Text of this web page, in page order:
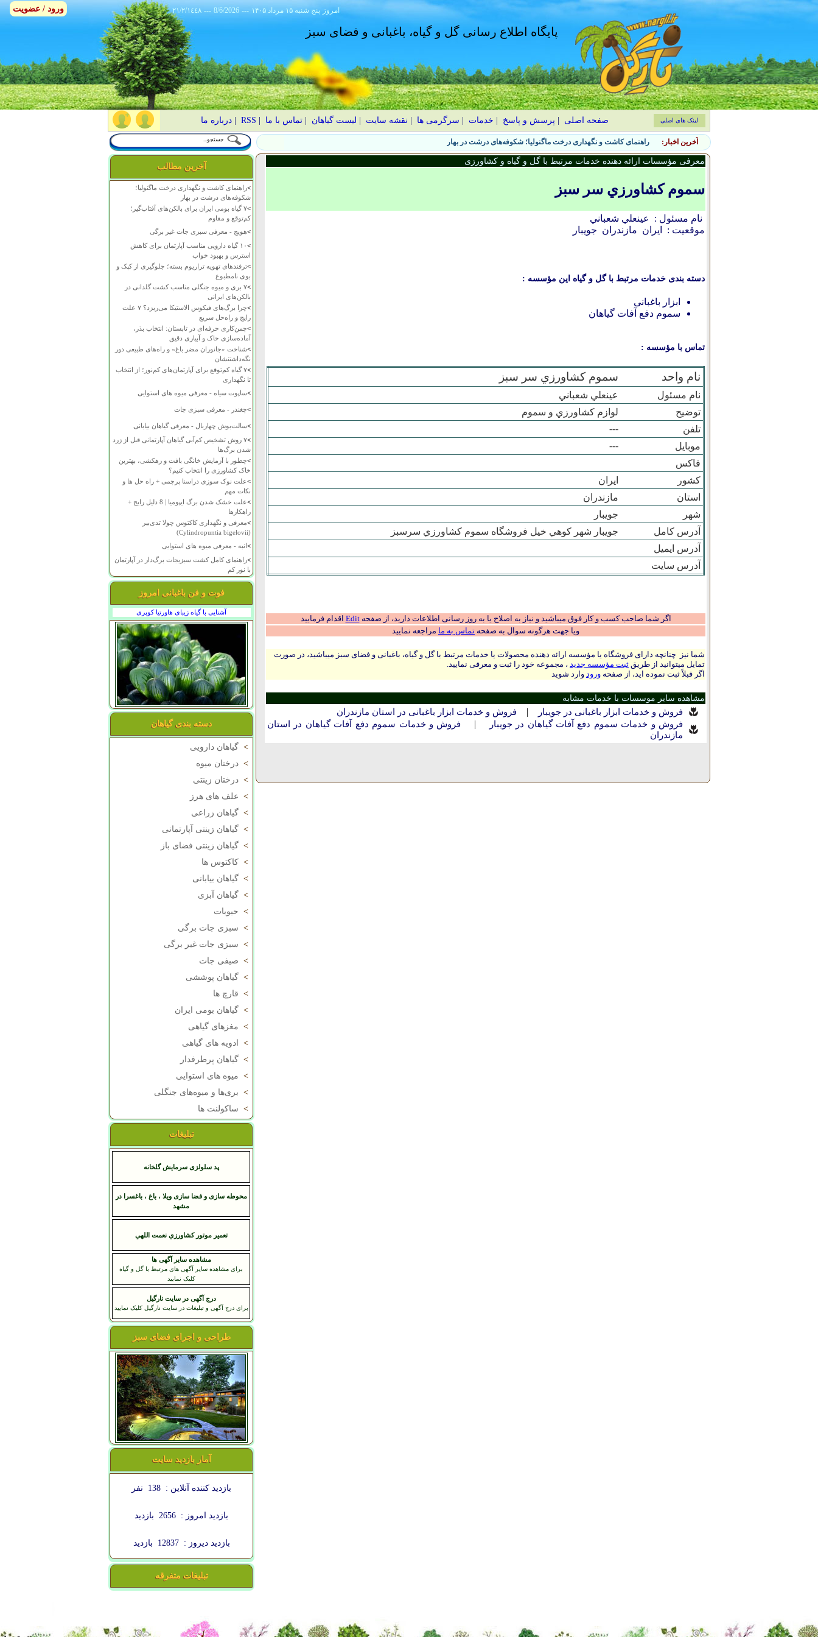
٢١/٢/١٤٤٨ --- 8/6/2026 --- ۱۴۰۵ پنج شنبه ۱۵ مرداد امروز
پایگاه اطلاع رسانی گل و گیاه، باغبانی و فضای سبز
صفحه اصلی پرسش و پاسخ خدمات سرگرمی ها نقشه سایت لیست گیاهان |تماس با ما RSS
|درباره ما لینک های اصلی
آخرین اخبار: راهنمای کاشت و نگهداری درخت ماگنولیا؛ شکوفه‌های درشت در بهار
آخرین مطالب
>راهنمای کاشت و نگهداری درخت ماگنولیا؛
شکوفه‌های درشت در بهار
>
۷ گیاه بومی ایران برای بالکن‌های آفتاب‌گیر؛
کم‌توقع و مقاوم
>هویج - معرفی سبزی جات غیر برگی
>
۱۰ گیاه دارویی مناسب آپارتمان برای کاهش
استرس و بهبود خواب
>ترفندهای تهویه تراریوم بسته؛ جلوگیری از کپک و
بوی نامطبوع
>
۷ بری و میوه جنگلی مناسب کشت گلدانی در
بالکن‌های ایرانی
>
چرا برگ‌های فیکوس الاستیکا می‌ریزد؟ ۷ علت
رایج و راه‌حل سریع
>چمن‌کاری حرفه‌ای در تابستان: انتخاب بذر،
آماده‌سازی خاک و آبیاری دقیق
>شناخت «جانوران مضر باغ» و راه‌های طبیعی دور
نگه‌داشتنشان
>
۷ گیاه کم‌توقع برای آپارتمان‌های کم‌نور؛ از انتخاب
تا نگهداری
>ساپوت سیاه - معرفی میوه های استوایی
>چغندر - معرفی سبزی جات
>سالت‌بوش چهاربال - معرفی گیاهان بیابانی
>
۷ روش تشخیص کم‌آبی گیاهان آپارتمانی قبل از زرد
شدن برگ‌ها
>چطور با آزمایش خانگی بافت و زهکشی، بهترین
خاک کشاورزی را انتخاب کنیم؟
>علت نوک سوزی دراسنا پرچمی + راه حل ها و
نکات مهم
>
علت خشک شدن برگ ایپومیا | 8 دلیل رایج +
راهکارها
>معرفی و نگهداری کاکتوس چولا تدی‌بیر
(Cylindropuntia bigelovii)
>انبه - معرفی میوه های استوایی
>راهنمای کامل کشت سبزیجات برگ‌دار در آپارتمان
با نور کم
فوت و فن باغبانی امروز
آشنایی با گیاه زیبای هاورتیا کوپری
دسته بندی گیاهان
> گیاهان دارویی
> درختان میوه
> درختان زینتی
> علف های هرز
> گیاهان زراعی
> گیاهان زینتی آپارتمانی
> گیاهان زینتی فضای باز
> کاکتوس ها
> گیاهان بیابانی
> گیاهان آبزی
> حبوبات
> سبزی جات برگی
> سبزی جات غیر برگی
> صیفی جات
> گیاهان پوششی
> قارچ ها
> گیاهان بومی ایران
> مغزهای گیاهی
>
ادویه های گیاهی
> گیاهان پرطرفدار
> میوه های استوایی
> بری‌ها و میوه‌های جنگلی
> ساکولنت ها
تبلیغات
پد سلولزی سرمایش گلخانه
محوطه سازی و فضا سازی ویلا ، باغ ، باغسرا در
مشهد
تعمير موتور کشاورزي نعمت اللهي
مشاهده سایر آگهی ها
برای مشاهده سایر آگهی های مرتبط با گل و گیاه
کلیک نمایید
درج آگهی در سایت نارگیل
برای درج آگهی و تبلیغات در سایت نارگیل کلیک نمایید
طراحی و اجرای فضای سبز
آمار بازدید سایت
بازدید کننده آنلاین : 138 نفر
بازدید امروز : 2656 بازدید
بازدید دیروز : 12837 بازدید
تبلیغات متفرقه
معرفی مؤسسات ارائه دهنده خدمات مرتبط با گل و گیاه و کشاورزی
سموم کشاورزي سر سبز
نام مسئول :
عينعلي شعباني
موقعیت :
ایران مازندران جويبار
دسته بندی خدمات مرتبط با گل و گیاه این مؤسسه :
ابزار باغبانی
سموم دفع آفات گیاهان
تماس با مؤسسه :
نام واحد سموم کشاورزي سر سبز
نام مسئول
عينعلي شعباني
توضیح
لوازم کشاورزي و سموم
تلفن
---
موبایل
---
فاکس
کشور
ایران
استان
مازندران
شهر
جويبار
آدرس کامل
جويبار شهر کوهي خيل فروشگاه سموم کشاورزي سرسبز
آدرس ایمیل
آدرس سایت
اگر شما صاحب کسب و کار فوق میباشید و نیاز به اصلاح یا به روز رسانی اطلاعات دارید، از صفحهEdit اقدام فرمایید
ویا جهت هرگونه سوال به صفحه تماس به ما مراجعه نمایید
شما نیز چنانچه دارای فروشگاه یا مؤسسه ارائه دهنده محصولات یا خدمات مرتبط با گل و گیاه، باغبانی و فضای سبز میباشید، در صورت
تمایل میتوانید از طریق ثبت مؤسسه جدید ، مجموعه خود را ثبت و معرفی نمایید.
اگر قبلاً ثبت نموده اید، از صفحه ورود وارد شوید
مشاهده سایر موسسات با خدمات مشابه
فروش و خدمات ابزار باغبانی در جويبار | فروش و خدمات ابزار باغبانی در استان مازندران
فروش و خدمات سموم دفع آفات گیاهان در جويبار
|
فروش و خدمات سموم دفع آفات گیاهان در استان
مازندران
ورود / عضویت